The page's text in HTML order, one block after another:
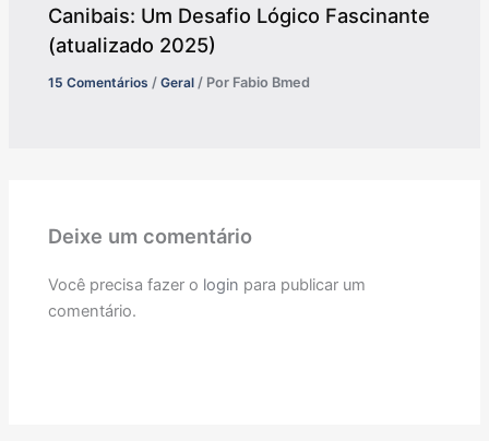
Canibais: Um Desafio Lógico Fascinante
(atualizado 2025)
15 Comentários /Geral / Por Fabio Bmed
Deixe um comentário
Você precisa fazer o login para publicar um
comentário.